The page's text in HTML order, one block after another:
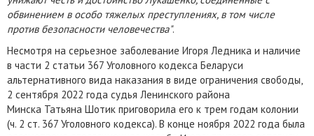
обвинением в особо тяжелых преступлениях, в том числе
против безопасности человечества".
Несмотря на серьезное заболевание Игоря Ледника и наличие
в части 2 статьи 367 Уголовного кодекса Беларуси
альтернативного вида наказания в виде ограничения свободы,
2 сентября 2022 года судья Ленинского района
Минска Татьяна Шотик приговорила его к трем годам колонии
(ч. 2 ст. 367 Уголовного кодекса). В конце ноября 2022 года была